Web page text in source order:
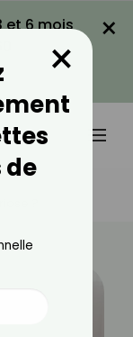
et 6 mois
×
?
de
×